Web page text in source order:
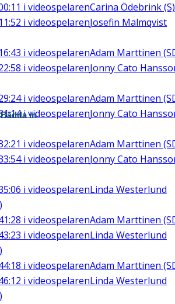
i videospelarenCarina Ödebrink (S)
11:52 i videospelarenJosefin Malmqvist
16:43 i videospelarenAdam Marttinen
i videospelarenJonny Cato
i videospelarenAdam Marttinen
i videospelarenJonny Cato
i videospelarenAdam Marttinen
i videospelarenJonny Cato
i videospelarenLinda Westerlund
i videospelarenAdam Marttinen
i videospelarenLinda Westerlund
i videospelarenAdam Marttinen
i videospelarenLinda Westerlund
in